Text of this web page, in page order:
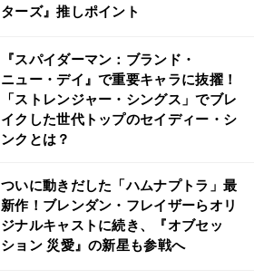
ターズ』推しポイント
『スパイダーマン：ブランド・
ニュー・デイ』で重要キャラに抜擢！
「ストレンジャー・シングス」でブレ
イクした世代トップのセイディー・シ
ンクとは？
ついに動きだした「ハムナプトラ」最
新作！ブレンダン・フレイザーらオリ
ジナルキャストに続き、『オブセッ
ション 災愛』の新星も参戦へ